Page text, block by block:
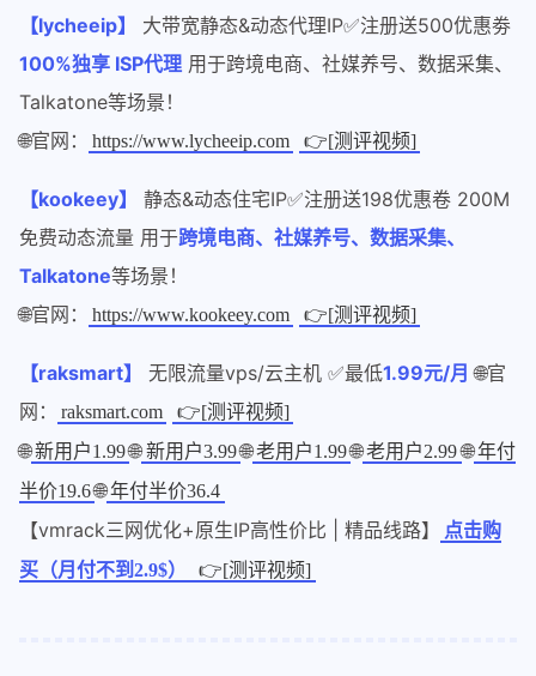
【lycheeip】
大带宽静态&动态代理IP✅注册送500优惠劵
100%独享 ISP代理 用于跨境电商、社媒养号、数据采集、
Talkatone等场景！
🌐官网：
https://www.lycheeip.com 👉[测评视频]
【kookeey】
静态&动态住宅IP✅注册送198优惠卷 200M
免费动态流量 用于跨境电商、社媒养号、数据采集、
Talkatone等场景！
🌐官网：
https://www.kookeey.com 👉[测评视频]
【raksmart】 无限流量vps/云主机 ✅最低1.99元/月 🌐官
网：
raksmart.com 👉[测评视频]
🌐新用户1.99🌐 新用户3.99🌐老用户1.99🌐老用户2.99 🌐 年付
半价19.6🌐年付半价36.4
【vmrack三网优化+原生IP高性价比 | 精品线路】
点击购
买（月付不到2.9$）
👉[测评视频]